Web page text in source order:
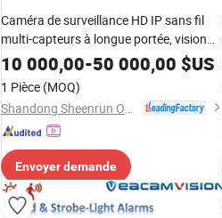
Caméra de surveillance HD IP sans fil
multi-capteurs à longue portée, vision
nocturne thermique numérique non
refroidie, imagerie CCTV vidéo
infrarouge
10 000,00-50 000,00 $US
1 Pièce (MOQ)
Envoyer demande